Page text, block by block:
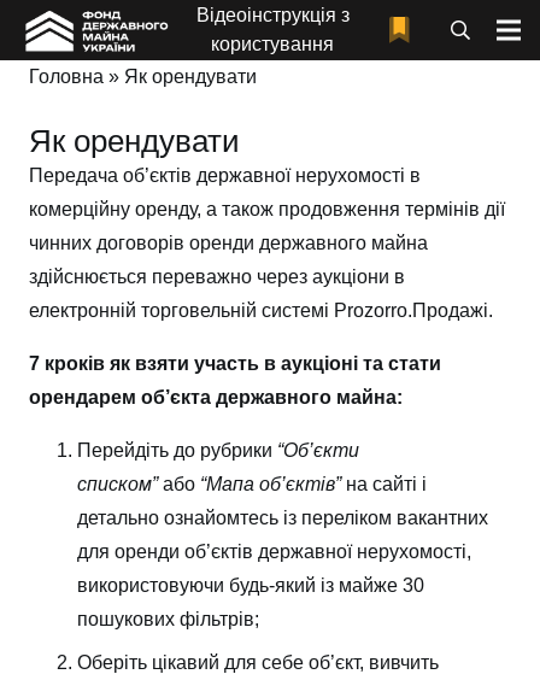
Відеоінструкція з
користування
Головна » Як орендувати
Як орендувати
Передача об’єктів державної нерухомості в
комерційну оренду, а також продовження термінів дії
чинних договорів оренди державного майна
здійснюється переважно через аукціони в
електронній торговельній системі Prozorro.Продажі.
7 кроків як взяти участь в аукціоні та стати
орендарем об’єкта державного майна:
Перейдіть до рубрики “Об’єкти
списком”або “Мапа об’єктів”на сайті і
детально ознайомтесь із переліком вакантних
для оренди об’єктів державної нерухомості,
використовуючи будь-який із майже 30
пошукових фільтрів;
Оберіть цікавий для себе об’єкт, вивчить